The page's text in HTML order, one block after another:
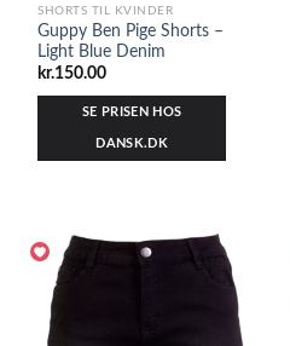
SHORTS TIL KVINDER
Guppy Ben Pige Shorts –
Light Blue Denim
kr.150.00
SE PRISEN HOS
DANSK.DK